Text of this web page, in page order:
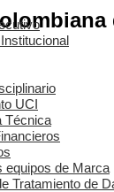
UCI
Técnica
equipos de Marca
Tratamiento de